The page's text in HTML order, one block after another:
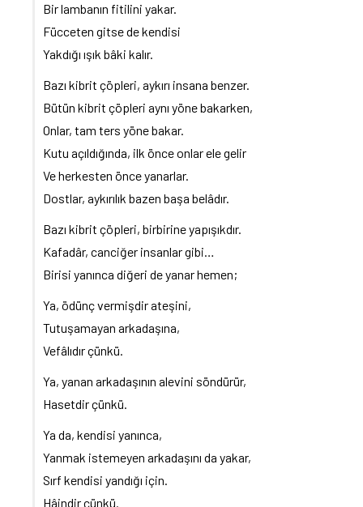
Bir lambanın fitilini yakar.
Fücceten gitse de kendisi
Yakdığı ışık bâki kalır.
Bazı kibrit çöpleri, aykırı insana benzer.
Bütün kibrit çöpleri aynı yöne bakarken,
Onlar, tam ters yöne bakar.
Kutu açıldığında, ilk önce onlar ele gelir
Ve herkesten önce yanarlar.
Dostlar, aykırılık bazen başa belâdır.
Bazı kibrit çöpleri, birbirine yapışıkdır.
Kafadâr, canciğer insanlar gibi…
Birisi yanınca diğeri de yanar hemen;
Ya, ödünç vermişdir ateşini,
Tutuşamayan arkadaşına,
Vefâlıdır çünkü.
Ya, yanan arkadaşının alevini söndürür,
Hasetdir çünkü.
Ya da, kendisi yanınca,
Yanmak istemeyen arkadaşını da yakar,
Sırf kendisi yandığı için.
Hâindir çünkü.